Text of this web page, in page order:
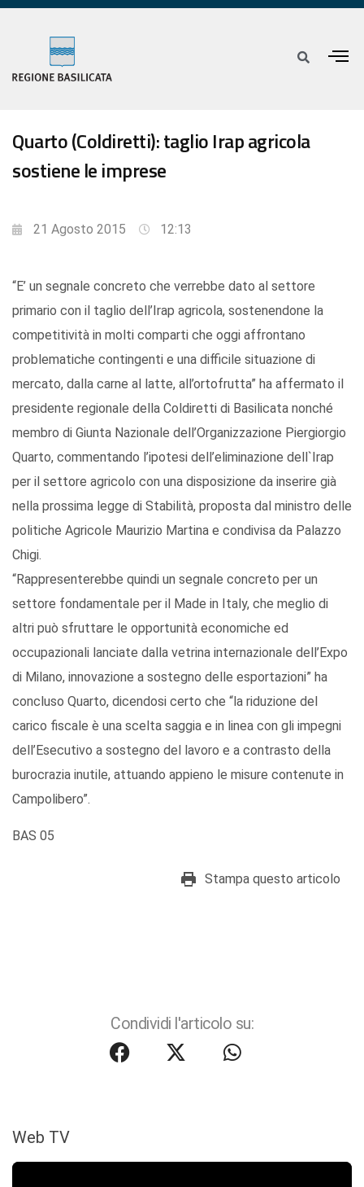
Quarto (Coldiretti): taglio Irap agricola
sostiene le imprese
21 Agosto 2015 12:13
“E’ un segnale concreto che verrebbe dato al settore
primario con il taglio dell’Irap agricola, sostenendone la
competitività in molti comparti che oggi affrontano
problematiche contingenti e una difficile situazione di
mercato, dalla carne al latte, all’ortofrutta” ha affermato il
presidente regionale della Coldiretti di Basilicata nonché
membro di Giunta Nazionale dell’Organizzazione Piergiorgio
Quarto, commentando l’ipotesi dell’eliminazione dell`Irap
per il settore agricolo con una disposizione da inserire già
nella prossima legge di Stabilità, proposta dal ministro delle
politiche Agricole Maurizio Martina e condivisa da Palazzo
Chigi.
“Rappresenterebbe quindi un segnale concreto per un
settore fondamentale per il Made in Italy, che meglio di
altri può sfruttare le opportunità economiche ed
occupazionali lanciate dalla vetrina internazionale dell’Expo
di Milano, innovazione a sostegno delle esportazioni” ha
concluso Quarto, dicendosi certo che “la riduzione del
carico fiscale è una scelta saggia e in linea con gli impegni
dell’Esecutivo a sostegno del lavoro e a contrasto della
burocrazia inutile, attuando appieno le misure contenute in
Campolibero”.
BAS 05
Stampa questo articolo
Condividi l'articolo su:
Web TV